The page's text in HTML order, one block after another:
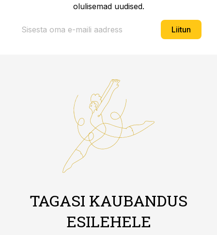
olulisemad uudised.
Liitun
TAGASI KAUBANDUS
ESILEHELE